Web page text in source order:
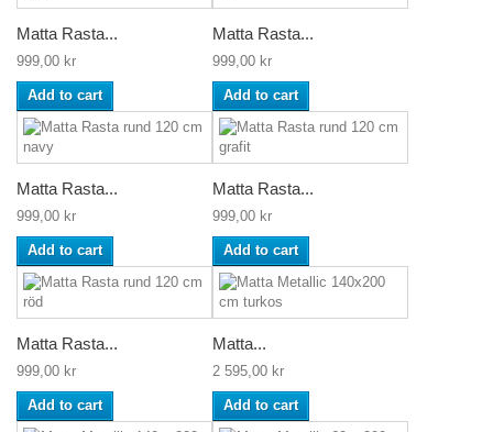
Matta Rasta...
999,00 kr
Add to cart
Matta Rasta...
999,00 kr
Add to cart
Matta Rasta...
999,00 kr
Add to cart
Matta Rasta...
999,00 kr
Add to cart
Matta Rasta...
999,00 kr
Add to cart
Matta...
2 595,00 kr
Add to cart